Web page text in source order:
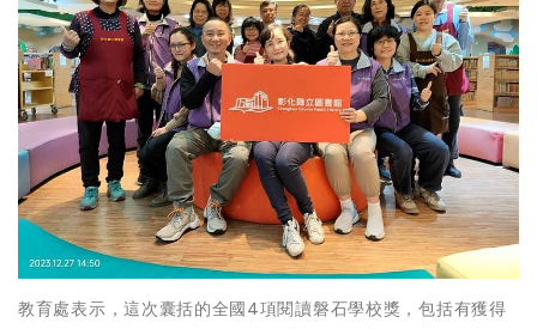
教育處表示，這次囊括的全國4項閱讀磐石學校獎，包括有獲得